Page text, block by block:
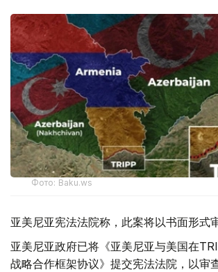
Фото: Baku.ws
亚美尼亚宪法法院称，此案将以书面形式审
亚美尼亚政府已将《亚美尼亚与美国在
战略合作框架协议》提交宪法法院，以审